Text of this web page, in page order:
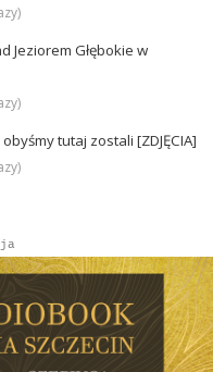
Jeziorem Głębokie w
tutaj zostali [ZDJĘCIA]